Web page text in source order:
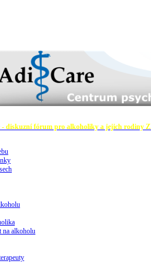
- diskuzní fórum pro alkoholiky a jejich rodiny
na alkoholu